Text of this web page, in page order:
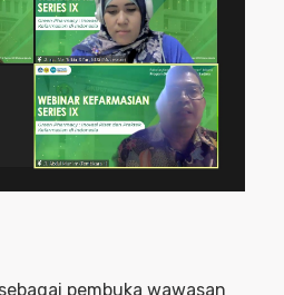
pembuka wawasan